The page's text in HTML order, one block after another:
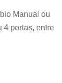
Manual ou
4 portas, entre